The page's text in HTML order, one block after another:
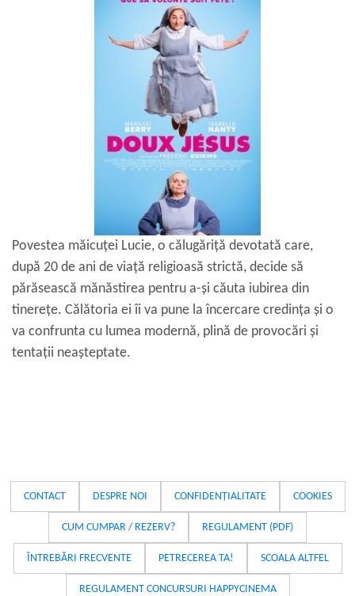
Povestea măicuței Lucie, o călugăriță devotată care,
după 20 de ani de viață religioasă strictă, decide să
părăsească mănăstirea pentru a-și căuta iubirea din
tinerețe. Călătoria ei îi va pune la încercare credința și o
va confrunta cu lumea modernă, plină de provocări și
tentații neașteptate.
CONTACT DESPRE NOI CONFIDENȚIALITATE COOKIES
CUM CUMPAR / REZERV? REGULAMENT (PDF)
ÎNTREBĂRI FRECVENTE PETRECEREA TA! SCOALA ALTFEL
REGULAMENT CONCURSURI HAPPYCINEMA